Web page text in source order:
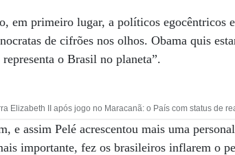
em primeiro lugar, a políticos egocêntricos
de cifrões nos olhos. Obama quis
o Brasil no planeta”.
Elizabeth II após jogo no Maracanã: o País com status de
e assim Pelé acrescentou mais uma
importante, fez os brasileiros inflarem o